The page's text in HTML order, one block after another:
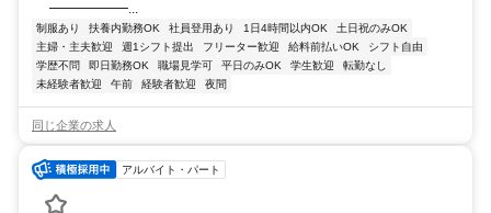
━━━━━━...
制服あり 扶養内勤務OK 社員登用あり 1日4時間以内OK
土日祝のみOK
主婦・主夫歓迎
週1シフト提出 フリーター歓迎 給料前払いOK
シフト自由
学歴不問
即日勤務OK 職場見学可 平日のみOK 学生歓迎
転勤なし
未経験者歓迎
午前 経験者歓迎 夜間
同じ企業の求人
アルバイト・パート